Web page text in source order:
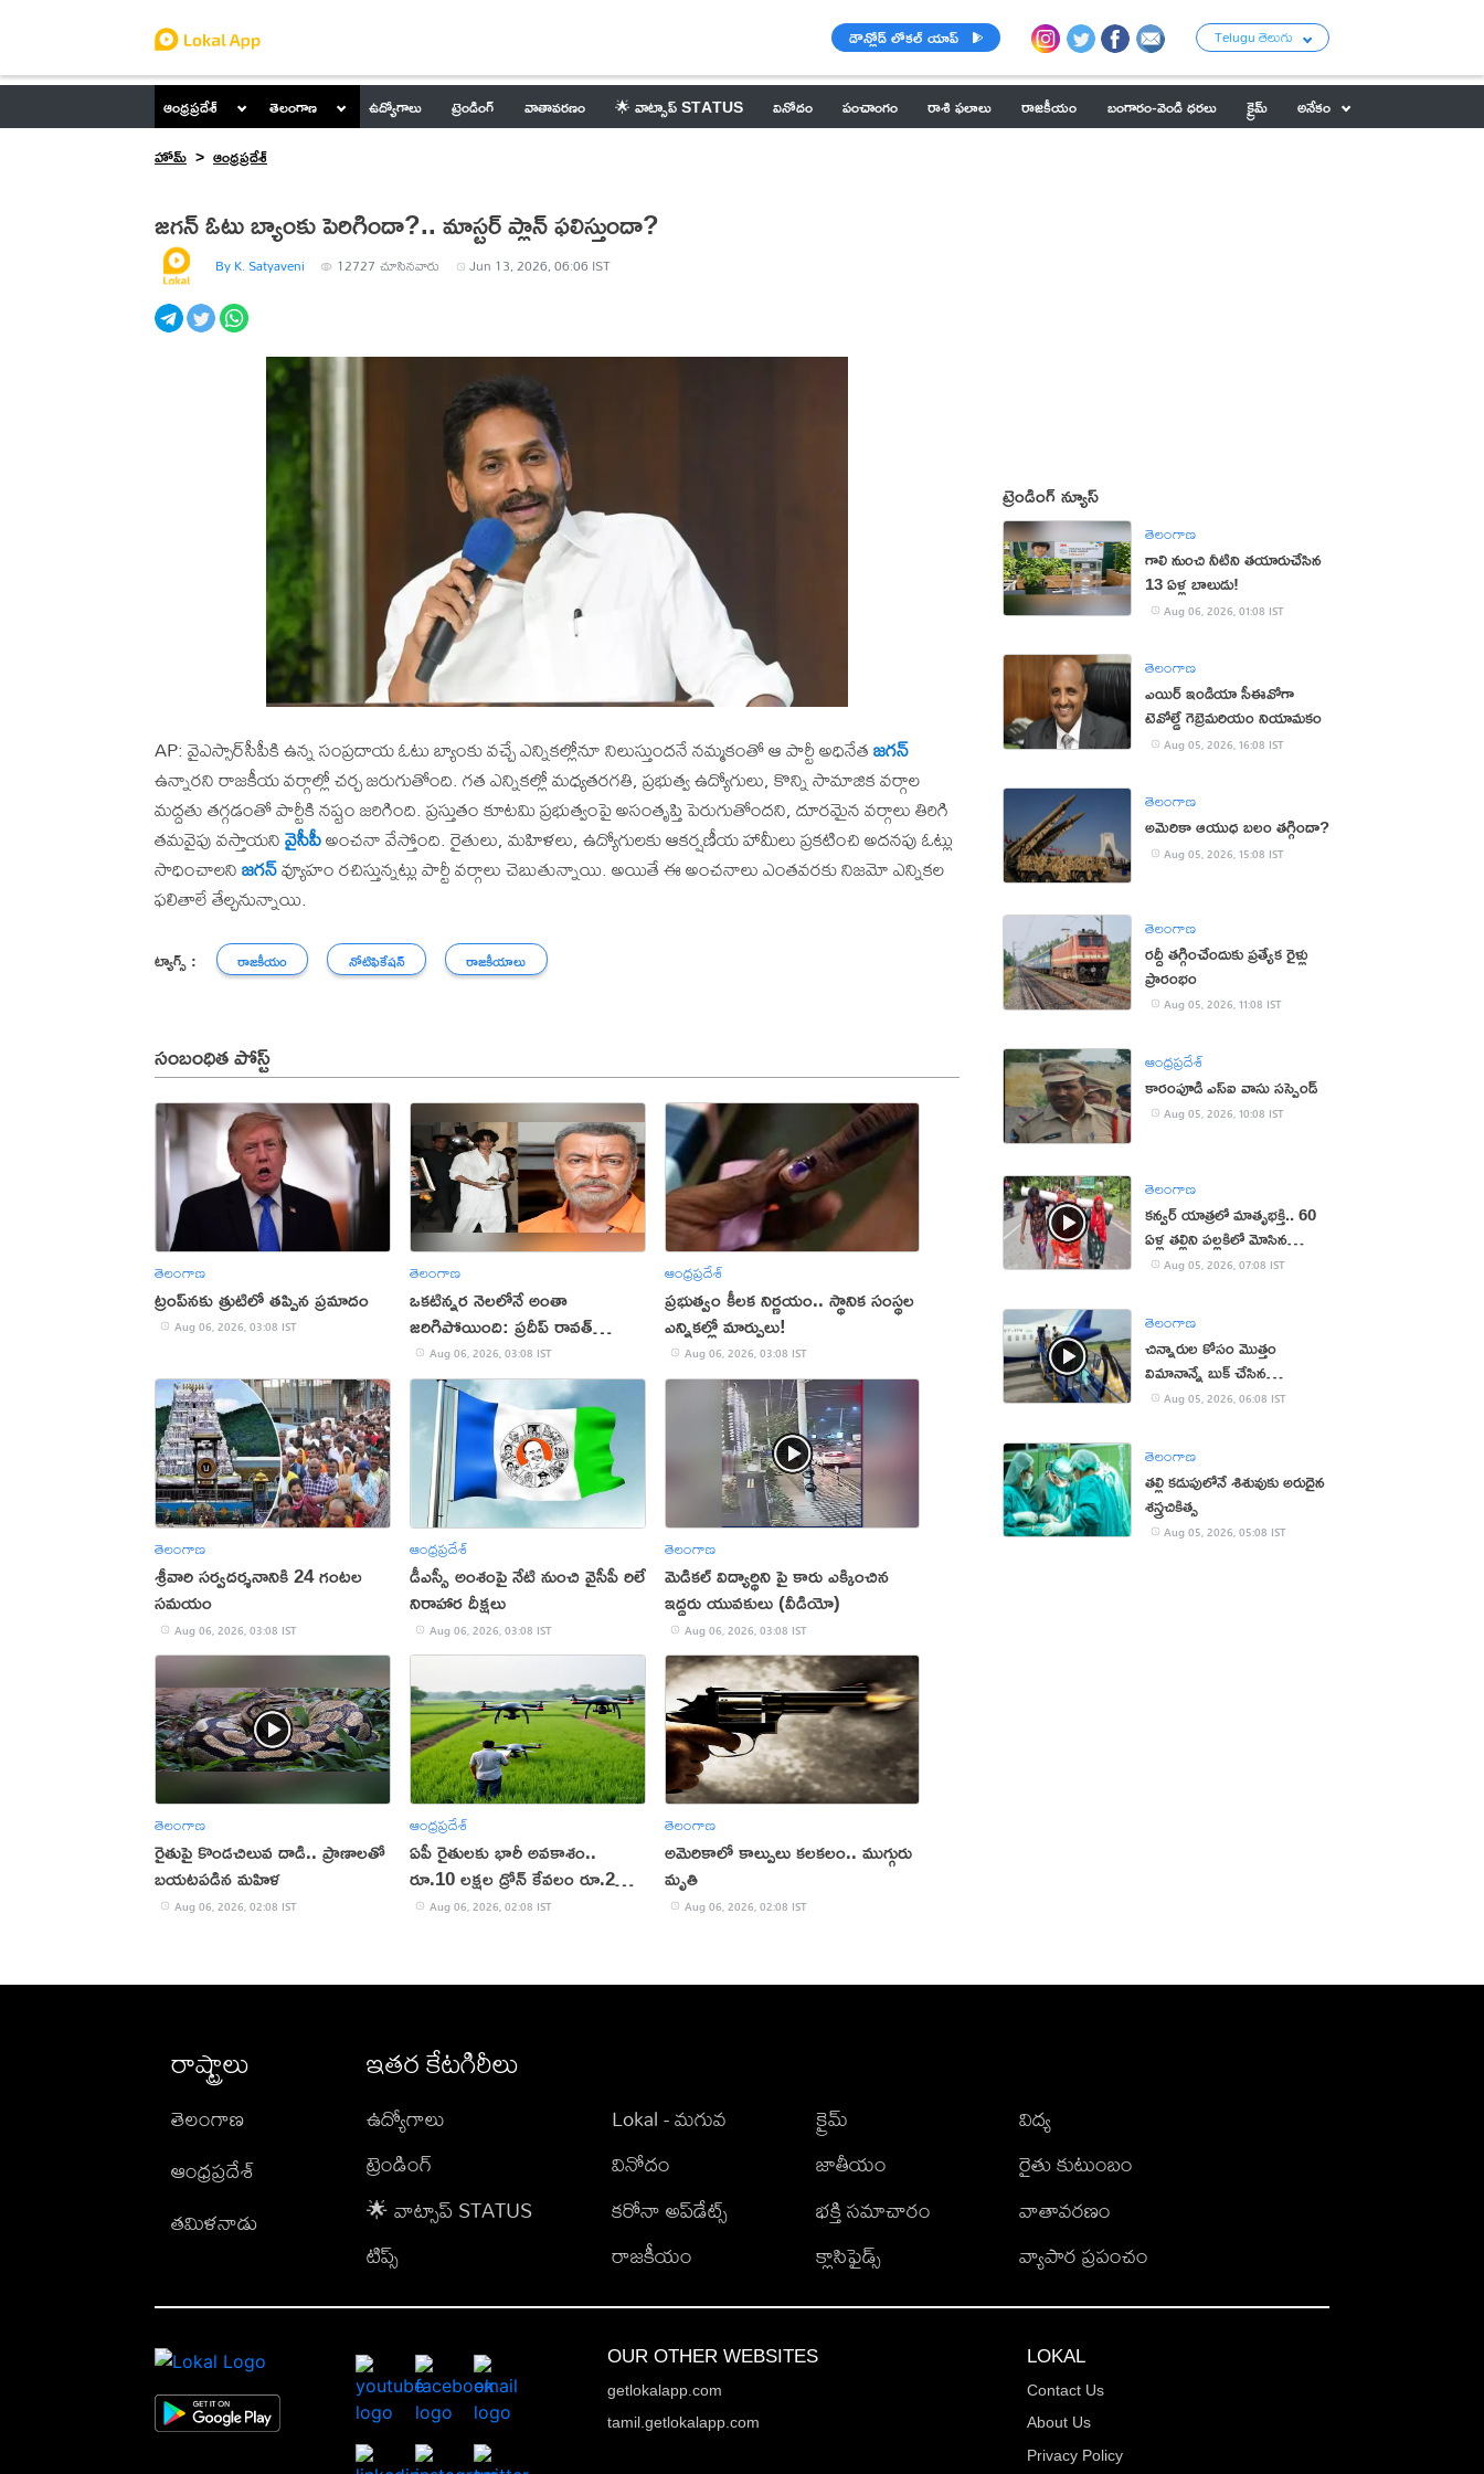
డౌన్లోడ్ లోకల్ యాప్ Telugu తెలుగు
ఆంధ్రప్రదేశ్ తెలంగాణ ఉద్యోగాలు ట్రెండింగ్ వాతావరణం 🌟 వాట్సాప్ STATUS వినోదం పంచాంగం రాశి ఫలాలు రాజకీయం బంగారం-వెండి ధరలు క్రైమ్
అనేకం
హోమ్
ఆంధ్రప్రదేశ్
జగన్‌ ఓటు బ్యాంకు పెరిగిందా?.. మాస్టర్‌ ప్లాన్ ఫలిస్తుందా?
By K. Satyaveni 12727 చూసినవారు Jun 13, 2026, 06:06 IST
AP: వైఎస్సార్‌సీపీకి ఉన్న సంప్రదాయ ఓటు బ్యాంకు వచ్చే ఎన్నికల్లోనూ నిలుస్తుందనే నమ్మకంతో ఆ పార్టీ అధినేతజగన్
ఉన్నారని రాజకీయ వర్గాల్లో చర్చ జరుగుతోంది. గత ఎన్నికల్లో మధ్యతరగతి, ప్రభుత్వ ఉద్యోగులు, కొన్ని సామాజిక వర్గాల
మద్దతు తగ్గడంతో పార్టీకి నష్టం జరిగింది. ప్రస్తుతం కూటమి ప్రభుత్వంపై అసంతృప్తి పెరుగుతోందని, దూరమైన వర్గాలు తిరిగి
తమవైపు వస్తాయనివైసీపీఅంచనా వేస్తోంది. రైతులు, మహిళలు, ఉద్యోగులకు ఆకర్షణీయ హామీలు ప్రకటించి అదనపు ఓట్లు
సాధించాలనిజగన్వ్యూహం రచిస్తున్నట్లు పార్టీ వర్గాలు చెబుతున్నాయి. అయితే ఈ అంచనాలు ఎంతవరకు నిజమో ఎన్నికల
ఫలితాలే తేల్చనున్నాయి.
ట్యాగ్స్ : రాజకీయం నోటిఫికేషన్ రాజకీయాలు
సంబంధిత పోస్ట్
తెలంగాణ
ట్రంప్‌నకు త్రుటిలో తప్పిన ప్రమాదం
Aug 06, 2026, 03:08 IST
తెలంగాణ
ఒకటిన్నర నెలలోనే అంతా
జరిగిపోయింది: ప్రదీప్ రావత్
కుమారుడు
Aug 06, 2026, 03:08 IST
ఆంధ్రప్రదేశ్
ప్రభుత్వం కీలక నిర్ణయం.. స్థానిక సంస్థల
ఎన్నికల్లో మార్పులు!
Aug 06, 2026, 03:08 IST
తెలంగాణ
శ్రీవారి సర్వదర్శనానికి 24 గంటల
సమయం
Aug 06, 2026, 03:08 IST
ఆంధ్రప్రదేశ్
డీఎస్సీ అంశంపై నేటి నుంచి వైసీపీ రిలే
నిరాహార దీక్షలు
Aug 06, 2026, 03:08 IST
తెలంగాణ
మెడికల్ విద్యార్థిని పై కారు ఎక్కించిన
ఇద్దరు యువకులు (వీడియో)
Aug 06, 2026, 03:08 IST
తెలంగాణ
రైతుపై కొండచిలువ దాడి.. ప్రాణాలతో
బయటపడిన మహిళ
Aug 06, 2026, 02:08 IST
ఆంధ్రప్రదేశ్
ఏపీ రైతులకు భారీ అవకాశం..
రూ.10 లక్షల డ్రోన్ కేవలం రూ.2
లక్షలకే!
Aug 06, 2026, 02:08 IST
తెలంగాణ
అమెరికాలో కాల్పులు కలకలం.. ముగ్గురు
మృతి
Aug 06, 2026, 02:08 IST
ట్రెండింగ్ న్యూస్
తెలంగాణ
గాలి నుంచి నీటిని తయారుచేసిన
13 ఏళ్ల బాలుడు!
Aug 06, 2026, 01:08 IST
తెలంగాణ
ఎయిర్ ఇండియా సీఈవోగా
టెవోల్డే గెబ్రెమరియం నియామకం
Aug 05, 2026, 16:08 IST
తెలంగాణ
అమెరికా ఆయుధ బలం తగ్గిందా?
Aug 05, 2026, 15:08 IST
తెలంగాణ
రద్దీ తగ్గించేందుకు ప్రత్యేక రైళ్లు
ప్రారంభం
Aug 05, 2026, 11:08 IST
ఆంధ్రప్రదేశ్
కారంపూడి ఎస్ఐ వాసు స‌స్పెండ్‌
Aug 05, 2026, 10:08 IST
తెలంగాణ
కన్వర్ యాత్రలో మాతృభక్తి.. 60
ఏళ్ల తల్లిని పల్లకిలో మోసిన
కొడుకు, కోడలు!
Aug 05, 2026, 07:08 IST
తెలంగాణ
చిన్నారుల కోసం మొత్తం
విమానాన్నే బుక్ చేసిన
యూట్యూబర్
Aug 05, 2026, 06:08 IST
తెలంగాణ
తల్లి కడుపులోనే శిశువుకు అరుదైన
శస్త్రచికిత్స
Aug 05, 2026, 05:08 IST
రాష్ట్రాలు
తెలంగాణ
ఆంధ్రప్రదేశ్
తమిళనాడు
ఇతర కేటగిరీలు
ఉద్యోగాలు
ట్రెండింగ్
🌟 వాట్సాప్ STATUS
టిప్స్
Lokal - మగువ
వినోదం
కరోనా అప్‌డేట్స్
రాజకీయం
క్రైమ్
జాతీయం
భక్తి సమాచారం
క్లాసిఫైడ్స్
విద్య
రైతు కుటుంబం
వాతావరణం
వ్యాపార ప్రపంచం
OUR OTHER WEBSITES
getlokalapp.com
tamil.getlokalapp.com
LOKAL
Contact Us
About Us
Privacy Policy